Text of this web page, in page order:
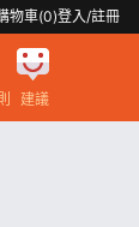
物車(0)登入/註冊
建議